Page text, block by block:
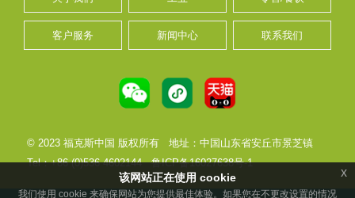
客户服务 新闻中心 联系我们
© 2023 福克斯中国 版权所有
地址：中国山东省安丘市景芝镇
Tel：+86 (0)536 4602144
鲁ICP备16027638号-1
该网站正在使用 cookie
我们使用 cookie 来确保网站为您提供最佳体验。如果您在不更改设置的情况
x